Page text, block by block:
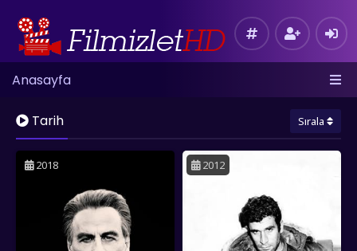
Anasayfa
Tarih Sırala
2018 2012